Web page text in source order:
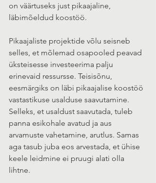
on väärtuseks just pikaajaline,
läbimõeldud koostöö.
Pikaajaliste projektide võlu seisneb
selles, et mõlemad osapooled peavad
üksteisesse investeerima palju
erinevaid ressursse. Teisisõnu,
eesmärgiks on läbi pikaajalise koostöö
vastastikuse usalduse saavutamine.
Selleks, et usaldust saavutada, tuleb
panna esikohale avatud ja aus
arvamuste vahetamine, arutlus. Samas
aga tasub juba eos arvestada, et ühise
keele leidmine ei pruugi alati olla
lihtne.